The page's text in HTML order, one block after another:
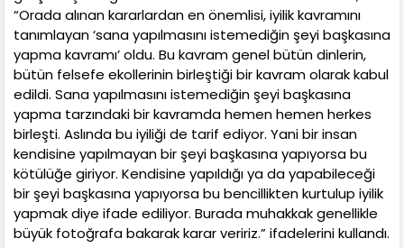
“Orada alınan kararlardan en önemlisi, iyilik kavramını
tanımlayan ‘sana yapılmasını istemediğin şeyi başkasına
yapma kavramı’ oldu. Bu kavram genel bütün dinlerin,
bütün felsefe ekollerinin birleştiği bir kavram olarak kabul
edildi. Sana yapılmasını istemediğin şeyi başkasına
yapma tarzındaki bir kavramda hemen hemen herkes
birleşti. Aslında bu iyiliği de tarif ediyor. Yani bir insan
kendisine yapılmayan bir şeyi başkasına yapıyorsa bu
kötülüğe giriyor. Kendisine yapıldığı ya da yapabileceği
bir şeyi başkasına yapıyorsa bu bencillikten kurtulup iyilik
yapmak diye ifade ediliyor. Burada muhakkak genellikle
büyük fotoğrafa bakarak karar veririz.” ifadelerini kullandı.